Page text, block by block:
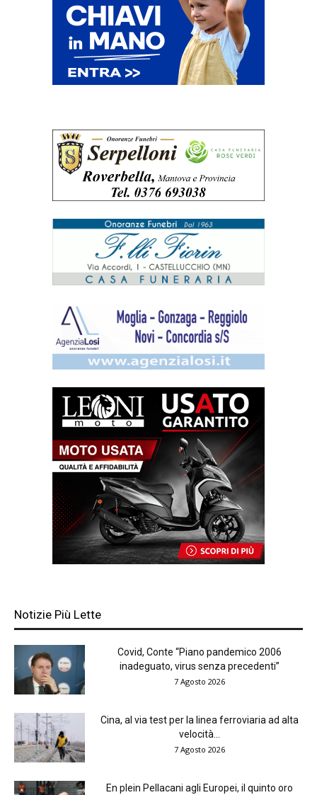
Notizie Più Lette
Covid, Conte “Piano pandemico 2006
inadeguato, virus senza precedenti”
7 Agosto 2026
Cina, al via test per la linea ferroviaria ad alta
velocità...
7 Agosto 2026
En plein Pellacani agli Europei, il quinto oro